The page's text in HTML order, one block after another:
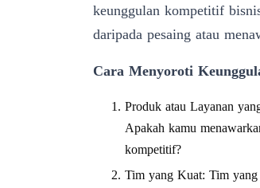
keunggulan kompetitif
daripada pesaing atau
Cara Menyoroti
Produk atau Layanan
Apakah kamu
kompetitif?
Tim yang Kuat: Tim yang